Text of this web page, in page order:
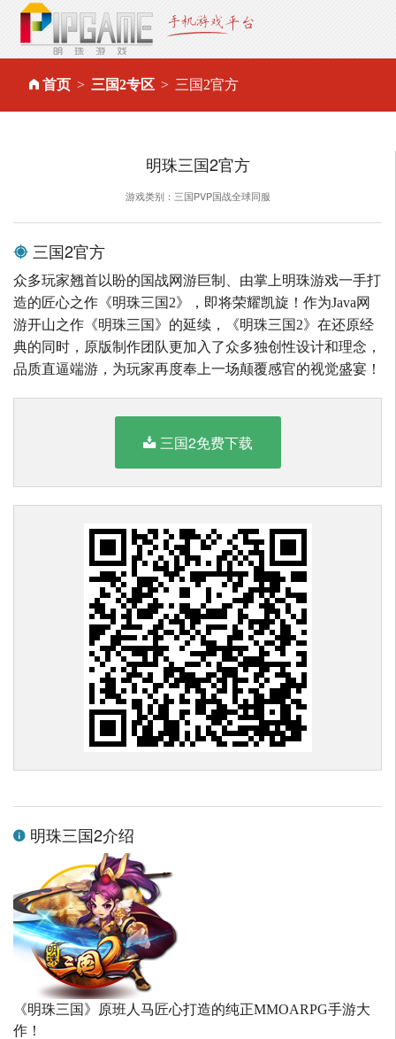
首页 三国2专区 三国2官方
明珠三国2官方
游戏类别：三国PVP国战全球同服
三国2官方
众多玩家翘首以盼的国战网游巨制、由掌上明珠游戏一手打
造的匠心之作《明珠三国2》，即将荣耀凯旋！作为Java网
游开山之作《明珠三国》的延续，《明珠三国2》在还原经
典的同时，原版制作团队更加入了众多独创性设计和理念，
品质直逼端游，为玩家再度奉上一场颠覆感官的视觉盛宴！
三国2免费下载
明珠三国2介绍
《明珠三国》原班人马匠心打造的纯正MMOARPG手游大
作！